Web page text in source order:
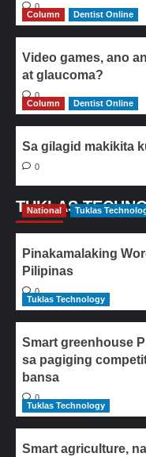
0
Column
Dentist Online
Video games, ano
at glaucoma?
0
Column
Dentist Online
Sa gilagid makikita
0
TUKLAS
National Tuklas
Pinakamalaking
Pilipinas
0
Tuklas Technology
Smart greenhouse
sa pagiging
bansa
0
Tuklas Technology
Smart agriculture,